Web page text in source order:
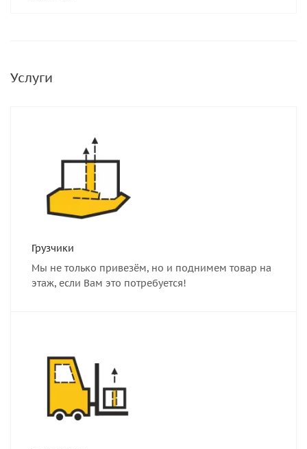
Услуги
Грузчики
Мы не только привезём, но и поднимем товар на
этаж, если Вам это потребуется!